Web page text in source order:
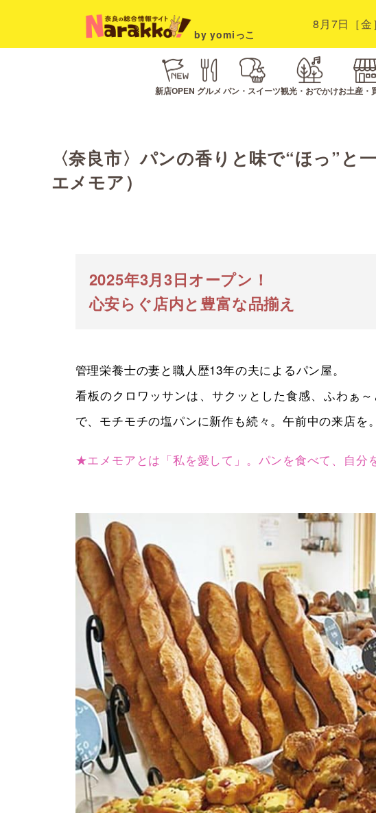
by yomiっこ
8月7日［金］
新店OPEN グルメ パン・スイーツ観光・おでかけお土産・
〈奈良市〉パンの香りと味で“ほっ”
エメモア）
2025年3月3日オープン！
心安らぐ店内と豊富な品揃え
管理栄養士の妻と職人歴13年の夫によるパン屋。
看板のクロワッサンは、サクッとした食感、ふわぁ
で、モチモチの塩パンに新作も続々。午前中の来店を。
★エメモアとは「私を愛して」。パンを食べて、自分